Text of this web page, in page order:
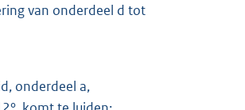
van onderdeel d tot
onderdeel a,